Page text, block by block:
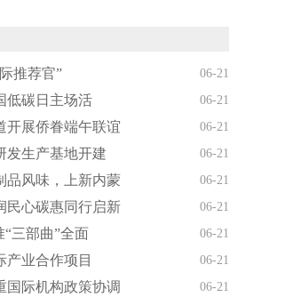
推荐官” 06-21
低碳日主场活 06-21
开展侨眷端午联谊 06-21
发生产基地开建 06-21
品风味，上新内蒙 06-21
民心碳惠同行启新 06-21
“三部曲”全面 06-21
产业合作项目 06-21
国际机构政策协调 06-21